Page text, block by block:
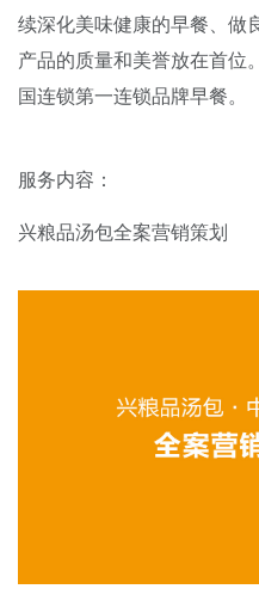
续深化美味健康的早餐、做
产品的质量和美誉放在首位
国连锁第一连锁品牌早餐。
服务内容：
兴粮品汤包全案营销策划